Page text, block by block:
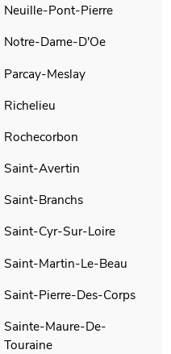
Neuille-Pont-Pierre
Notre-Dame-D'Oe
Parcay-Meslay
Richelieu
Rochecorbon
Saint-Avertin
Saint-Branchs
Saint-Cyr-Sur-Loire
Saint-Martin-Le-Beau
Saint-Pierre-Des-Corps
Sainte-Maure-De-
Touraine